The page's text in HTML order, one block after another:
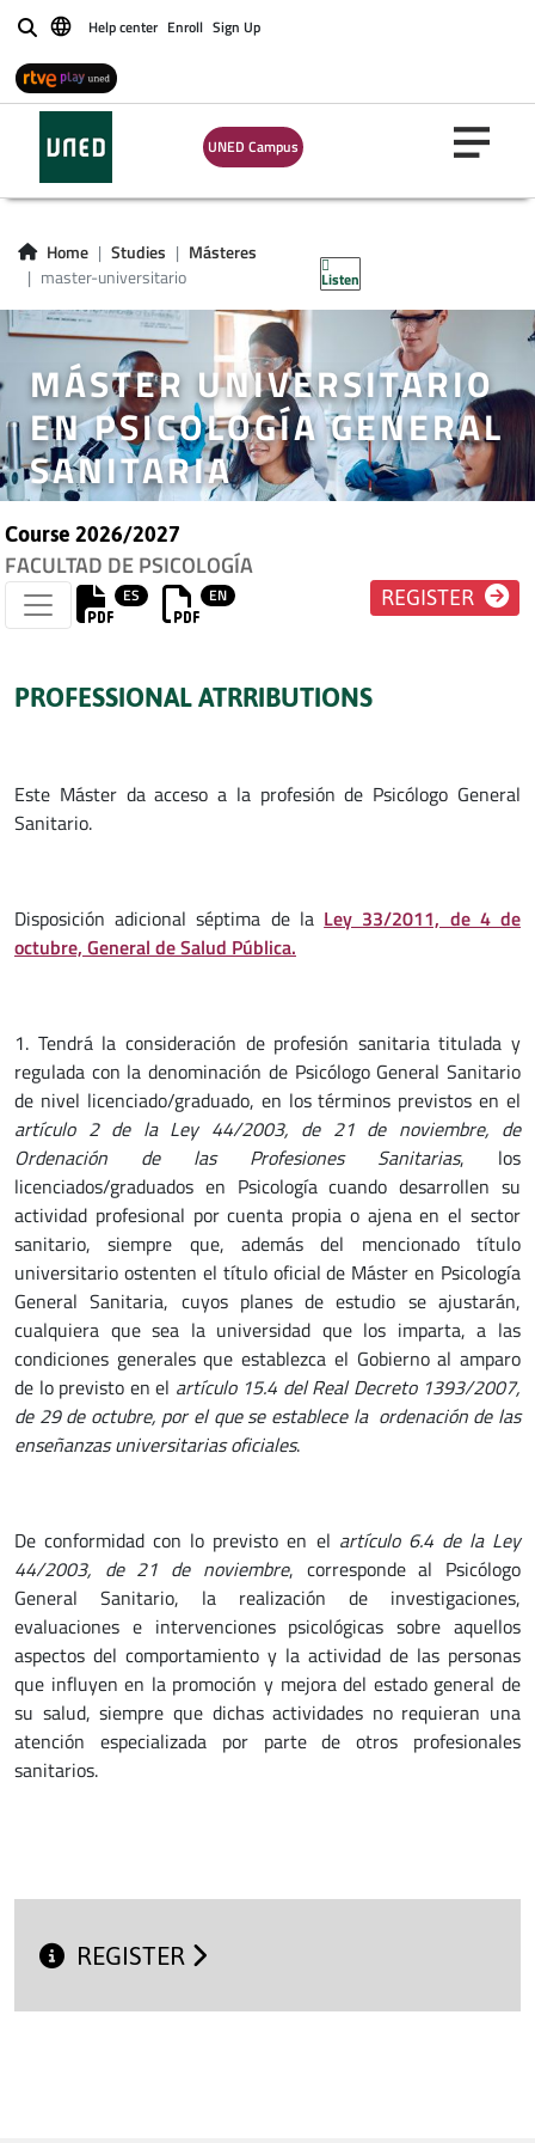
BuscarHelp center Enroll Sign Up
UNED Campus
Home Studies
Másteres
master-universitario
Listen
MÁSTER UNIVERSITARIO
EN PSICOLOGÍA GENERAL
SANITARIA
Course 2026/2027
FACULTAD DE PSICOLOGÍA
ES EN REGISTER
PROFESSIONAL ATRRIBUTIONS
Este Máster da acceso a la profesión de Psicólogo General
Sanitario.
Disposición adicional séptima de la Ley 33/2011, de 4 de
octubre, General de Salud Pública.
1. Tendrá la consideración de profesión sanitaria titulada y
regulada con la denominación de Psicólogo General Sanitario
de nivel licenciado/graduado, en los términos previstos en el
artículo 2 de la Ley 44/2003, de 21 de noviembre, de
Ordenación de las Profesiones Sanitarias, los
licenciados/graduados en Psicología cuando desarrollen su
actividad profesional por cuenta propia o ajena en el sector
sanitario, siempre que, además del mencionado título
universitario ostenten el título oficial de Máster en Psicología
General Sanitaria, cuyos planes de estudio se ajustarán,
cualquiera que sea la universidad que los imparta, a las
condiciones generales que establezca el Gobierno al amparo
de lo previsto en el artículo 15.4 del Real Decreto 1393/2007,
de 29 de octubre, por el que se establece la ordenación de las
enseñanzas universitarias oficiales.
De conformidad con lo previsto en el artículo 6.4 de la Ley
44/2003, de 21 de noviembre, corresponde al Psicólogo
General Sanitario, la realización de investigaciones,
evaluaciones e intervenciones psicológicas sobre aquellos
aspectos del comportamiento y la actividad de las personas
que influyen en la promoción y mejora del estado general de
su salud, siempre que dichas actividades no requieran una
atención especializada por parte de otros profesionales
sanitarios.
REGISTER